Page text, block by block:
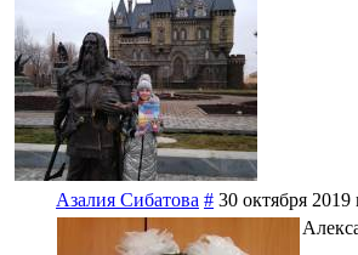
Азалия Сибатова # 30 октября 2019